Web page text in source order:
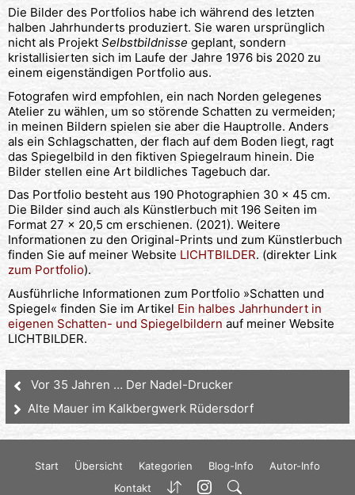
Die Bilder des Portfolios habe ich während des letzten
halben Jahrhunderts produziert. Sie waren ursprünglich
nicht als Projekt Selbstbildnisse geplant, sondern
kristallisierten sich im Laufe der Jahre 1976 bis 2020 zu
einem eigenständigen Portfolio aus.
Fotografen wird empfohlen, ein nach Norden gelegenes
Atelier zu wählen, um so störende Schatten zu vermeiden;
in meinen Bildern spielen sie aber die Hauptrolle. Anders
als ein Schlagschatten, der flach auf dem Boden liegt, ragt
das Spiegelbild in den fiktiven Spiegelraum hinein. Die
Bilder stellen eine Art bildliches Tagebuch dar.
Das Portfolio besteht aus 190 Photographien 30 x 45 cm.
Die Bilder sind auch als Künstlerbuch mit 196 Seiten im
Format 27 x 20,5 cm erschienen. (2021). Weitere
Informationen zu den Original-Prints und zum Künstlerbuch
finden Sie auf meiner Website LICHTBILDER. (direkter Link
zum Portfolio).
Ausführliche Informationen zum Portfolio »Schatten und
Spiegel« finden Sie im Artikel Ein halbes Jahrhundert in
eigenen Schatten- und Spiegelbildern auf meiner Website
LICHTBILDER.
Vor 35 Jahren … Der Nadel-Drucker
Alte Mauer im Kalkbergwerk Rüdersdorf
Start Übersicht Kategorien Blog-Info
Autor-Info
Kontakt